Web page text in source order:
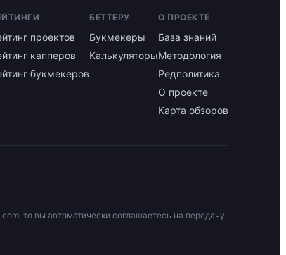
проектов
капперов
букмекеров
БЕТТЕРУ
Букмекеры
Калькуляторы
О ПРОЕКТЕ
База знаний
Методология
Редполитика
О проекте
Карта обзоров
то вы автоматически соглашаетесь на передачу